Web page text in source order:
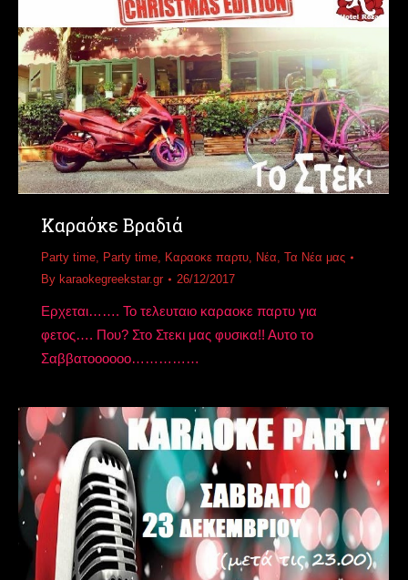
Καραόκε Βραδιά
Party time Party time Καραοκε παρτυ Νέα Τα Νέα μας
By karaokegreekstar.gr 26/12/2017
Ερχεται……. Το τελευταιο καραοκε παρτυ για
φετος…. Που? Στο Στεκι μας φυσικα!! Αυτο το
Σαββατοοοοοο……………